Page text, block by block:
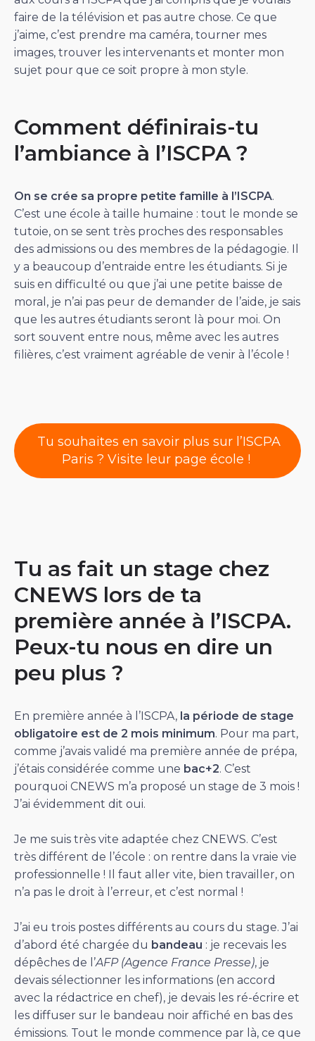
faire de la télévision et pas autre chose. Ce que
j’aime, c’est prendre ma caméra, tourner mes
images, trouver les intervenants et monter mon
sujet pour que ce soit propre à mon style.
Comment définirais-tu
l’ambiance à l’ISCPA ?
On se crée sa propre petite famille à l’ISCPA.
C’est une école à taille humaine : tout le monde se
tutoie, on se sent très proches des responsables
des admissions ou des membres de la pédagogie. Il
y a beaucoup d’entraide entre les étudiants. Si je
suis en difficulté ou que j’ai une petite baisse de
moral, je n’ai pas peur de demander de l’aide, je sais
que les autres étudiants seront là pour moi. On
sort souvent entre nous, même avec les autres
filières, c’est vraiment agréable de venir à l’école !
Tu souhaites en savoir plus sur l’ISCPA
Paris ? Visite leur page école !
Tu as fait un stage chez
CNEWS lors de ta
première année à l’ISCPA.
Peux-tu nous en dire un
peu plus ?
En première année à l’ISCPA, la période de stage
obligatoire est de 2 mois minimum. Pour ma part,
comme j’avais validé ma première année de prépa,
j’étais considérée comme une bac+2. C’est
pourquoi CNEWS m’a proposé un stage de 3 mois !
J’ai évidemment dit oui.
Je me suis très vite adaptée chez CNEWS. C’est
très différent de l’école : on rentre dans la vraie vie
professionnelle ! Il faut aller vite, bien travailler, on
n’a pas le droit à l’erreur, et c’est normal !
J’ai eu trois postes différents au cours du stage. J’ai
d’abord été chargée du bandeau : je recevais les
dépêches de l’AFP (Agence France Presse), je
devais sélectionner les informations (en accord
avec la rédactrice en chef), je devais les ré-écrire et
les diffuser sur le bandeau noir affiché en bas des
émissions. Tout le monde commence par là, ce que